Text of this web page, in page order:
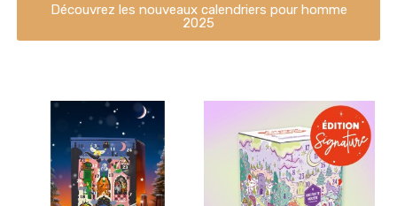
Découvrez les nouveaux calendriers pour homme
2025